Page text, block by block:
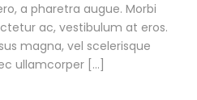
a pharetra augue. Morbi
ac, vestibulum at eros.
magna, vel scelerisque
ullamcorper […]